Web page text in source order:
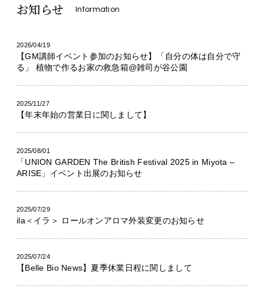
お知らせ Information
2026/04/19
【GM講師イベント参加のお知らせ】「自分の体は自分で守
る」 植物で作るお家の救急箱@雑司が谷公園
2025/11/27
【年末年始の営業日に関しまして】
2025/08/01
「UNION GARDEN The British Festival 2025 in Miyota –
ARISE」イベント出展のお知らせ
2025/07/29
ila＜イラ＞ ロールオンアロマ外装変更のお知らせ
2025/07/24
【Belle Bio News】夏季休業日程に関しまして